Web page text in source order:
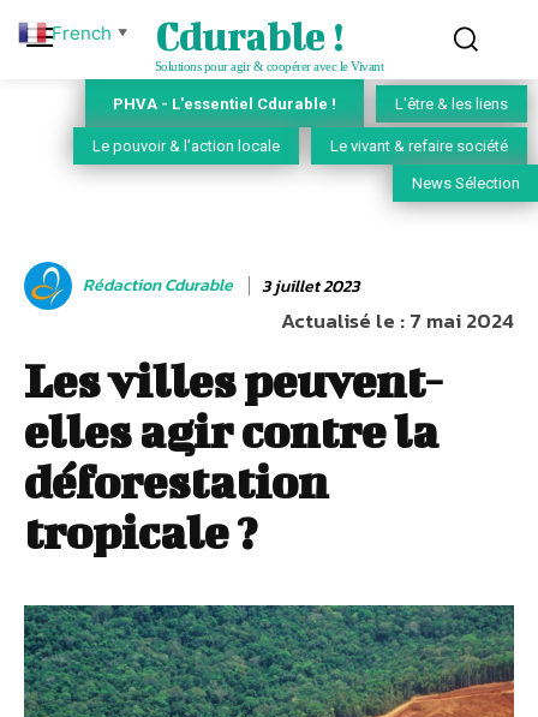
Cdurable !
Solutions pour agir & coopérer avec le Vivant
PHVA - L'essentiel Cdurable ! L'être & les liens
Le pouvoir & l'action locale Le vivant & refaire société
News Sélection
Rédaction Cdurable 3 juillet 2023
Actualisé le :7 mai 2024
Les villes peuvent-
elles agir contre la
déforestation
tropicale ?
French ▼